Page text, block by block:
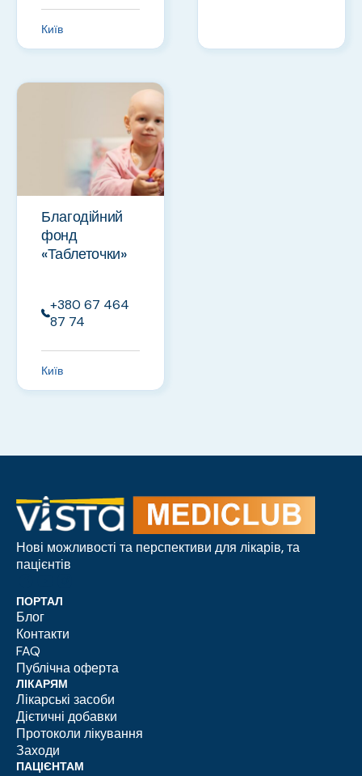
Київ
Благодійний
фонд
«Таблеточки»
+380 67 464
87 74
Київ
Нові можливості та перспективи для лікарів, та
пацієнтів
ПОРТАЛ
Блог
Контакти
FAQ
Публічна оферта
ЛІКАРЯМ
Лікарські засоби
Дієтичні добавки
Протоколи лікування
Заходи
ПАЦІЄНТАМ